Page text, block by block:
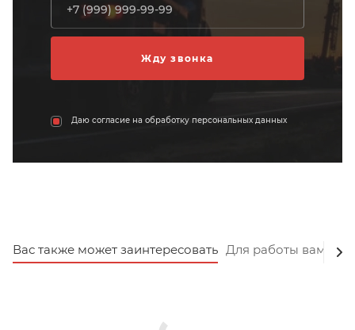
Даю согласие на обработку персональных данных
Вас также может заинтересовать Для работы вам